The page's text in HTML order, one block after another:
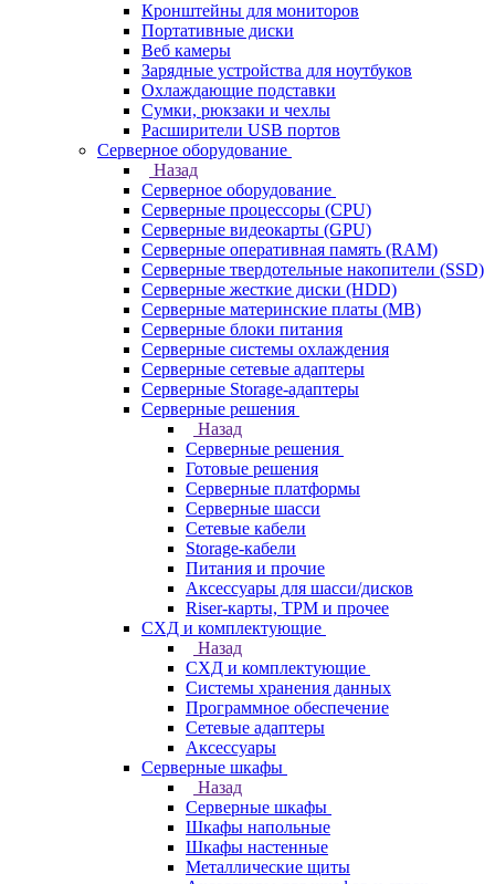
Кронштейны для мониторов
Портативные диски
Веб камеры
Зарядные устройства для ноутбуков
Охлаждающие подставки
Сумки, рюкзаки и чехлы
Расширители USB портов
Серверное оборудование
Назад
Серверное оборудование
Серверные процессоры (CPU)
Серверные видеокарты (GPU)
Серверные оперативная память (RAM)
Серверные твердотельные накопители (SSD)
Серверные жесткие диски (HDD)
Серверные материнские платы (MB)
Серверные блоки питания
Серверные системы охлаждения
Серверные сетевые адаптеры
Серверные Storage-адаптеры
Серверные решения
Назад
Серверные решения
Готовые решения
Серверные платформы
Серверные шасси
Сетевые кабели
Storage-кабели
Питания и прочие
Аксессуары для шасси/дисков
Riser-карты, TPM и прочее
СХД и комплектующие
Назад
СХД и комплектующие
Системы хранения данных
Программное обеспечение
Сетевые адаптеры
Аксессуары
Серверные шкафы
Назад
Серверные шкафы
Шкафы напольные
Шкафы настенные
Металлические щиты